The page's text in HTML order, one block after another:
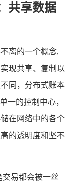
共享数据
离的一个概念,
现共享、复制以
同，分布式账本
一的控制中心，
在网络中的各个
的透明度和坚不
易都会被一丝